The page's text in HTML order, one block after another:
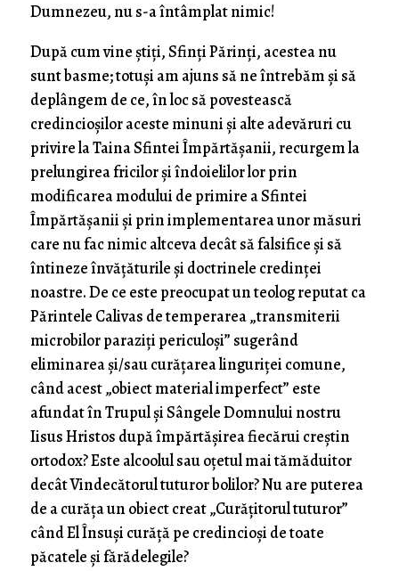
Dumnezeu, nu s-a întâmplat nimic!
După cum vine știți, Sfinți Părinți, acestea nu
sunt basme; totuși am ajuns să ne întrebăm și să
deplângem de ce, în loc să povestească
credincioșilor aceste minuni și alte adevăruri cu
privire la Taina Sfintei Împărtășanii, recurgem la
prelungirea fricilor și îndoielilor lor prin
modificarea modului de primire a Sfintei
Împărtășanii și prin implementarea unor măsuri
care nu fac nimic altceva decât să falsifice și să
întineze învățăturile și doctrinele credinței
noastre. De ce este preocupat un teolog reputat ca
Părintele Calivas de temperarea „transmiterii
microbilor paraziți periculoși” sugerând
eliminarea și/sau curățarea linguriței comune,
când acest „obiect material imperfect” este
afundat în Trupul și Sângele Domnului nostru
Iisus Hristos după împărtășirea fiecărui creștin
ortodox? Este alcoolul sau oțetul mai tămăduitor
decât Vindecătorul tuturor bolilor? Nu are puterea
de a curăța un obiect creat „Curățitorul tuturor”
când El Însuși curăță pe credincioși de toate
păcatele și fărădelegile?